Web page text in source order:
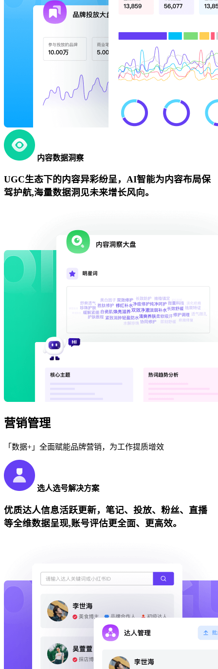
内容数据洞察
UGC生态下的内容异彩纷呈，AI智能为内容布局保
驾护航,海量数据洞见未来增长风向。
营销管理
「数据+」全面赋能品牌营销，为工作提质增效
选人选号解决方案
优质达人信息活跃更新，笔记、投放、粉丝、直播
等全维数据呈现,账号评估更全面、更高效。